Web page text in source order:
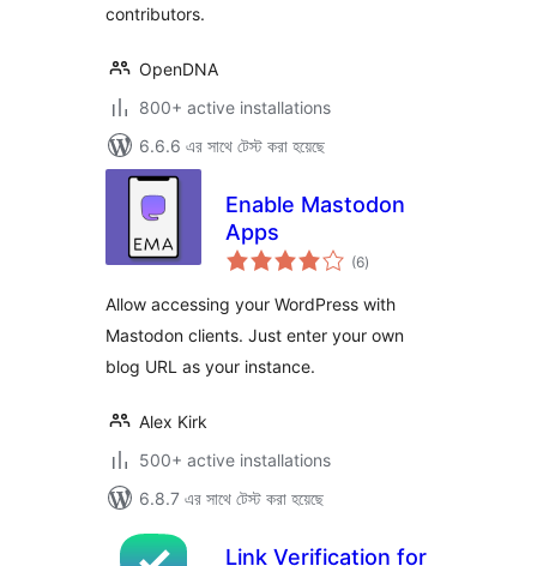
contributors.
OpenDNA
800+ active installations
6.6.6 এর সাথে টেস্ট করা হয়েছে
Enable Mastodon
Apps
(6total
ratings
)
Allow accessing your WordPress with
Mastodon clients. Just enter your own
blog URL as your instance.
Alex Kirk
500+ active installations
6.8.7 এর সাথে টেস্ট করা হয়েছে
Link Verification for